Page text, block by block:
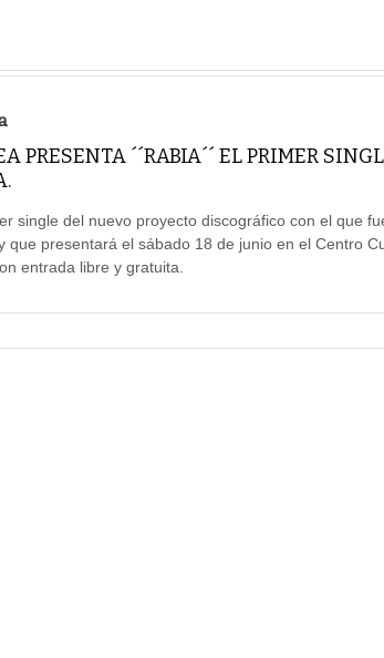
PRESENTA ´´RABIA´´ EL PRIMER
single del nuevo proyecto discográfico con el que
que presentará el sábado 18 de junio en el Centro
entrada libre y gratuita.